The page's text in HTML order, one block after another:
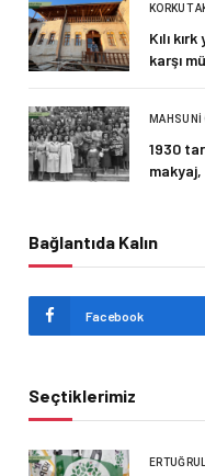
KORKUT
Kılı
karşı
MAHSUNI
1930
Bağlantıda Kalın
Facebook
Seçtiklerimiz